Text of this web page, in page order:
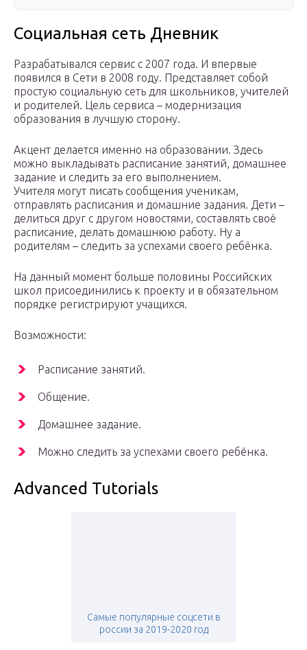
Социальная сеть Дневник
Разрабатывался сервис с 2007 года. И впервые
появился в Сети в 2008 году. Представляет собой
простую социальную сеть для школьников, учителей
и родителей. Цель сервиса – модернизация
образования в лучшую сторону.
Акцент делается именно на образовании. Здесь
можно выкладывать расписание занятий, домашнее
задание и следить за его выполнением.
Учителя могут писать сообщения ученикам,
отправлять расписания и домашние задания. Дети –
делиться друг с другом новостями, составлять своё
расписание, делать домашнюю работу. Ну а
родителям – следить за успехами своего ребёнка.
На данный момент больше половины Российских
школ присоединились к проекту и в обязательном
порядке регистрируют учащихся.
Возможности:
Расписание занятий.
Общение.
Домашнее задание.
Можно следить за успехами своего ребёнка.
Advanced Tutorials
Самые популярные соцсети в
россии за 2019-2020 год